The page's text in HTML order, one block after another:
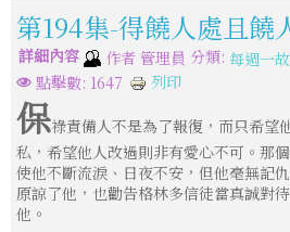
第194集-得饒人處且饒
詳細內容 作者 管理員 分類: 每週一
點擊數: 1647
列印
保祿責備人不是為了報復，而只希望
私，希望他人改過則非有愛心不可。那
使他不斷流淚、日夜不安，但他毫無記
原諒了他，也勸告格林多信徒當真誠對
他。